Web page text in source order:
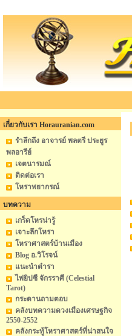
เกี่ยวกับเรา Horauranian.com
รำลึกถึง อาจารย์ พลตรี ประยูร
พลอารีย์
เจตนารมณ์
ติดต่อเรา
โหราพยากรณ์
บทความ
เกร็ดโหรน่ารู้
เจาะลึกโหรา
โหราศาสตร์บ้านเมือง
Blog อ.วิโรจน์
แนะนำตำรา
ไพ่ยิปซี จักรราศี (Celestial
Tarot)
กระดานถามตอบ
คลังบทความดวงเมืองเศรษฐกิจ
2550-2552
คลังกระทู้โหราศาสตร์ที่น่าสนใจ